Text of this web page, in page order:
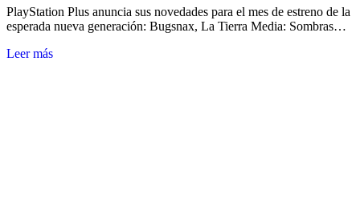
PlayStation Plus anuncia sus novedades para el mes de estreno de la
esperada nueva generación: Bugsnax, La Tierra Media: Sombras…
Leer más